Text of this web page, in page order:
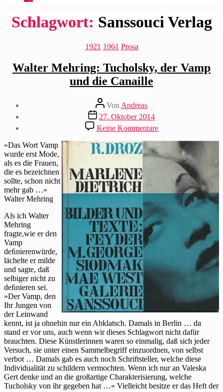
Schlagwort: Sanssouci Verlag
Kategorien
1921 1961 Prosa
Walter Mehring: Tucholsky, der Vamp
und die Canaille
Beitragsautor
Von Andreas
Beitragsdatum
27. Oktober 2014
Keine Kommentarezu
Walter
Mehring:
Tucholsky,
der
Vamp
und
die
Canaille
»Das Wort Vamp
wurde erst Mode,
als es die Frauen,
die es bezeichnen
sollte, schon nicht
mehr gab …«
Walter Mehring
Als ich Walter
Mehring
fragte,wie er den
Vamp
deﬁnierenwürde,
lächelte er milde
und sagte, daß
selbiger nicht zu
deﬁnieren sei.
»Der Vamp, den
Ihr Jungen von
der Leinwand
kennt, ist ja ohnehin nur ein Abklatsch. Damals in Berlin … da
stand er vor uns, auch wenn wir dieses Schlagwort nicht dafür
brauchten. Diese Künstlerinnen waren so einmalig, daß sich jeder
Versuch, sie unter einen Sammelbegriff einzuordnen, von selbst
verbot … Damals gab es auch noch Schriftsteller, welche diese
Individualität zu schildern vermochten. Wenn ich nur an Valeska
Gert denke und an die großartige Charakterisierung, welche
Tucholsky von ihr gegeben hat …« Vielleicht besitze er das Heft der